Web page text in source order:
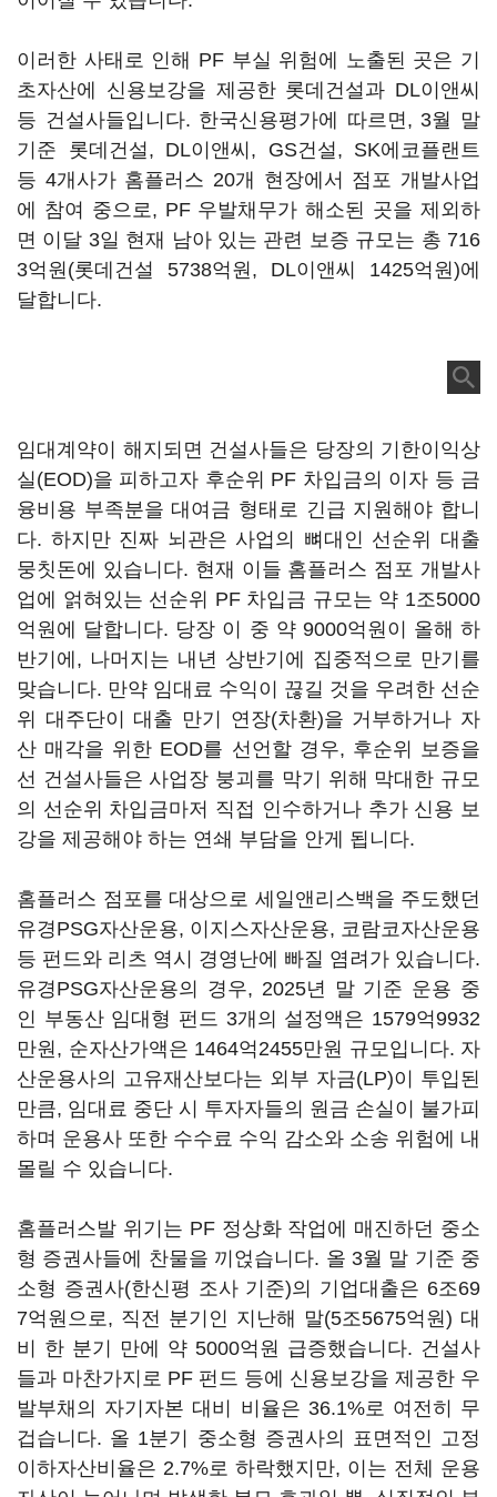
이러한 사태로 인해 PF 부실 위험에 노출된 곳은 기
초자산에 신용보강을 제공한 롯데건설과 DL이앤씨
등 건설사들입니다. 한국신용평가에 따르면, 3월 말
기준 롯데건설, DL이앤씨, GS건설, SK에코플랜트
등 4개사가 홈플러스 20개 현장에서 점포 개발사업
에 참여 중으로, PF 우발채무가 해소된 곳을 제외하
면 이달 3일 현재 남아 있는 관련 보증 규모는 총 716
3억원(롯데건설 5738억원, DL이앤씨 1425억원)에
달합니다.
임대계약이 해지되면 건설사들은 당장의 기한이익상
실(EOD)을 피하고자 후순위 PF 차입금의 이자 등 금
융비용 부족분을 대여금 형태로 긴급 지원해야 합니
다. 하지만 진짜 뇌관은 사업의 뼈대인 선순위 대출
뭉칫돈에 있습니다. 현재 이들 홈플러스 점포 개발사
업에 얽혀있는 선순위 PF 차입금 규모는 약 1조5000
억원에 달합니다. 당장 이 중 약 9000억원이 올해 하
반기에, 나머지는 내년 상반기에 집중적으로 만기를
맞습니다. 만약 임대료 수익이 끊길 것을 우려한 선순
위 대주단이 대출 만기 연장(차환)을 거부하거나 자
산 매각을 위한 EOD를 선언할 경우, 후순위 보증을
선 건설사들은 사업장 붕괴를 막기 위해 막대한 규모
의 선순위 차입금마저 직접 인수하거나 추가 신용 보
강을 제공해야 하는 연쇄 부담을 안게 됩니다.
홈플러스 점포를 대상으로 세일앤리스백을 주도했던
유경PSG자산운용, 이지스자산운용, 코람코자산운용
등 펀드와 리츠 역시 경영난에 빠질 염려가 있습니다.
유경PSG자산운용의 경우, 2025년 말 기준 운용 중
인 부동산 임대형 펀드 3개의 설정액은 1579억9932
만원, 순자산가액은 1464억2455만원 규모입니다. 자
산운용사의 고유재산보다는 외부 자금(LP)이 투입된
만큼, 임대료 중단 시 투자자들의 원금 손실이 불가피
하며 운용사 또한 수수료 수익 감소와 소송 위험에 내
몰릴 수 있습니다.
홈플러스발 위기는 PF 정상화 작업에 매진하던 중소
형 증권사들에 찬물을 끼얹습니다. 올 3월 말 기준 중
소형 증권사(한신평 조사 기준)의 기업대출은 6조69
7억원으로, 직전 분기인 지난해 말(5조5675억원) 대
비 한 분기 만에 약 5000억원 급증했습니다. 건설사
들과 마찬가지로 PF 펀드 등에 신용보강을 제공한 우
발부채의 자기자본 대비 비율은 36.1%로 여전히 무
겁습니다. 올 1분기 중소형 증권사의 표면적인 고정
이하자산비율은 2.7%로 하락했지만, 이는 전체 운용